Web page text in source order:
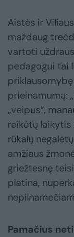
Aistės ir
maždaug
vartoti
pedagogui tai
prieinamumą:
„veipus“,
reikėtų laikytis
rūkalų
amžiaus
griežtesnę
platina,
Pamačius